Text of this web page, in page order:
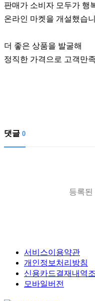
판매가 소비자 모두가 행
온라인 마켓을 개설했습
더 좋은 상품을 발굴해
정직한 가격으로 고객만
댓글 0
등록된
서비스이용약관
개인정보처리방침
신용카드결재내역
모바일버전